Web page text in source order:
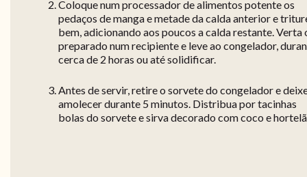
Coloque num processador de alimentos potente os
pedaços de manga e metade da calda anterior e
bem, adicionando aos poucos a calda restante. Verta
preparado num recipiente e leve ao congelador,
cerca de 2 horas ou até solidificar.
Antes de servir, retire o sorvete do congelador e
amolecer durante 5 minutos. Distribua por tacinhas
bolas do sorvete e sirva decorado com coco e